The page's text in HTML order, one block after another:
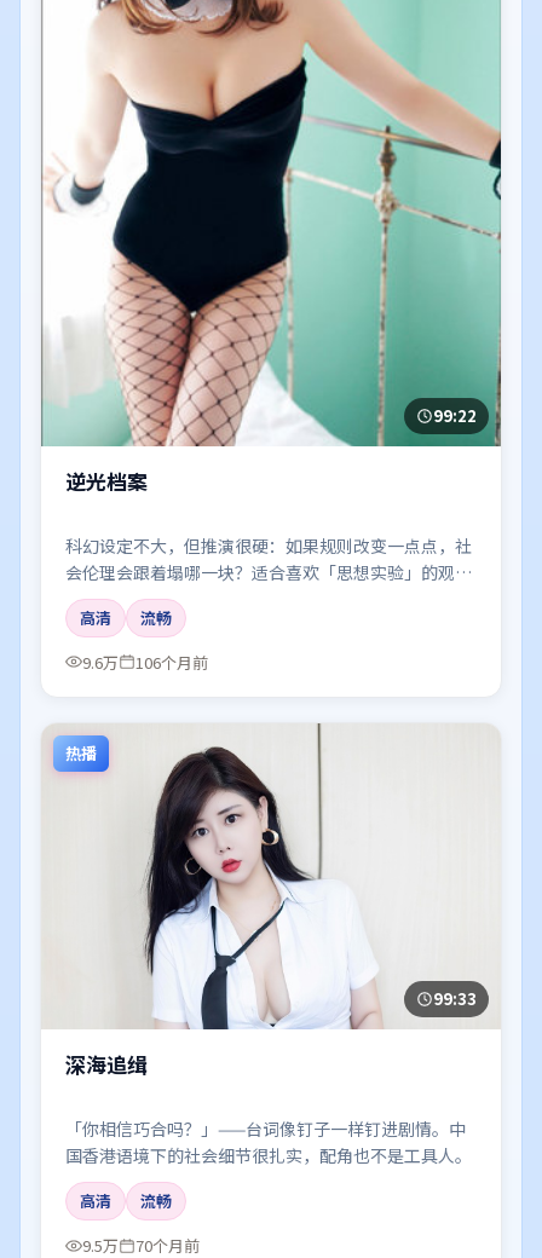
99:22
逆光档案
科幻设定不大，但推演很硬：如果规则改变一点点，社
会伦理会跟着塌哪一块？适合喜欢「思想实验」的观
众。
高清
流畅
9.6万
106个月前
热播
99:33
深海追缉
「你相信巧合吗？」——台词像钉子一样钉进剧情。中
国香港语境下的社会细节很扎实，配角也不是工具人。
高清
流畅
9.5万
70个月前